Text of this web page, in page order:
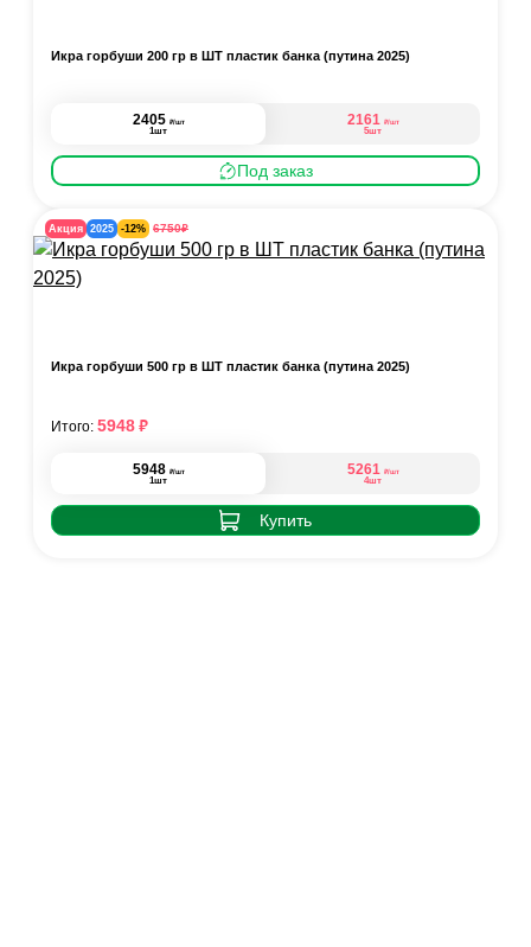
Икра горбуши 200 гр в ШТ пластик банка (путина 2025)
2405 ₽/шт
1шт
2161 ₽/шт
5шт
Под заказ
Акция 2025 -12% 6750₽
Икра горбуши 500 гр в ШТ пластик банка (путина 2025)
5948 ₽/шт
1шт
5261 ₽/шт
4шт
Купить
Итого: 5948₽